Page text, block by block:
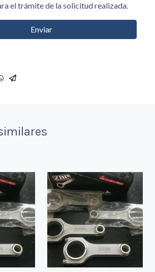
el trámite de la solicitud realizada.
Enviar